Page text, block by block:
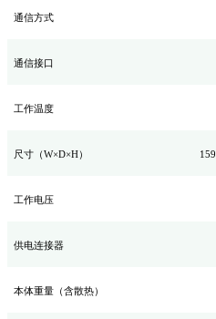
通信方式
通信接口
工作温度
尺寸（W×D×H） 159
工作电压
供电连接器
本体重量（含散热）